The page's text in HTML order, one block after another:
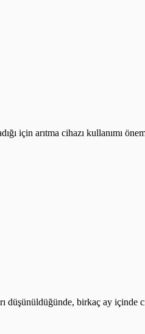
için arıtma cihazı kullanımı
düşünüldüğünde, birkaç ay içinde